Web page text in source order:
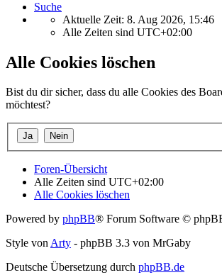
Suche
Aktuelle Zeit: 8. Aug 2026, 15:46
Alle Zeiten sind UTC+02:00
Alle Cookies löschen
Bist du dir sicher, dass du alle Cookies des
möchtest?
Foren-Übersicht
Alle Zeiten sind UTC+02:00
Alle Cookies löschen
Powered by phpBB® Forum Software ©
Style von Arty - phpBB 3.3 von MrGaby
Deutsche Übersetzung durch phpBB.de